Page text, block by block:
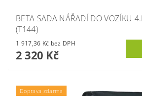
BETA SADA NÁŘADÍ DO VOZÍKU
(T144)
1 917,36 Kč bez DPH
2 320 Kč
Doprava zdarma